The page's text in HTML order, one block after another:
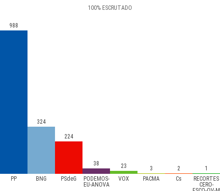
100% ESCRUTADO
PP BNG PSdeG
PODEMOS-
EU-ANOVA
VOX PACMA Cs
RECORTES
CERO-
988
324
224
38 23 3 2 1